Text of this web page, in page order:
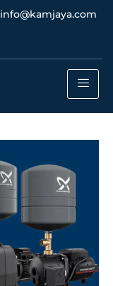
info@kamjaya.com